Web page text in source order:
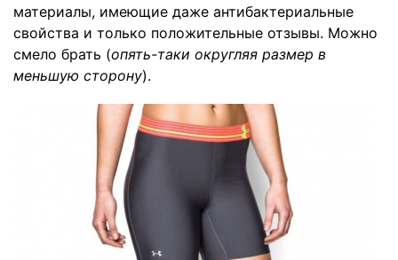
материалы, имеющие даже антибактериальные
свойства и только положительные отзывы. Можно
смело брать (опять-таки округляя размер в
меньшую сторону).